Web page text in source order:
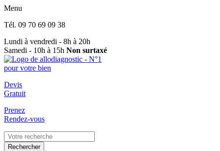
Menu
Tél. 09 70 69 09 38
Lundi à vendredi - 8h à 20h
Samedi - 10h à 15h Non surtaxé
Devis
Gratuit
Prenez
Rendez-vous
Rechercher